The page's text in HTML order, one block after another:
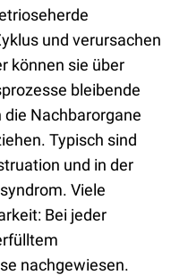
und verursachen
können sie über
bleibende
Nachbarorgane
Typisch sind
und in der
Viele
Bei jeder
nachgewiesen.